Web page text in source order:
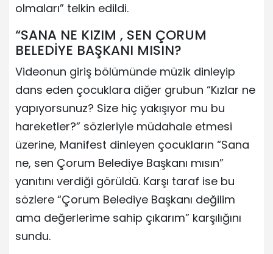
olmaları” telkin edildi.
“SANA NE KIZIM , SEN ÇORUM
BELEDİYE BAŞKANI MISIN?
Videonun giriş bölümünde müzik dinleyip
dans eden çocuklara diğer grubun “Kızlar ne
yapıyorsunuz? Size hiç yakışıyor mu bu
hareketler?” sözleriyle müdahale etmesi
üzerine, Manifest dinleyen çocukların “Sana
ne, sen Çorum Belediye Başkanı mısın”
yanıtını verdiği görüldü. Karşı taraf ise bu
sözlere “Çorum Belediye Başkanı değilim
ama değerlerime sahip çıkarım” karşılığını
sundu.